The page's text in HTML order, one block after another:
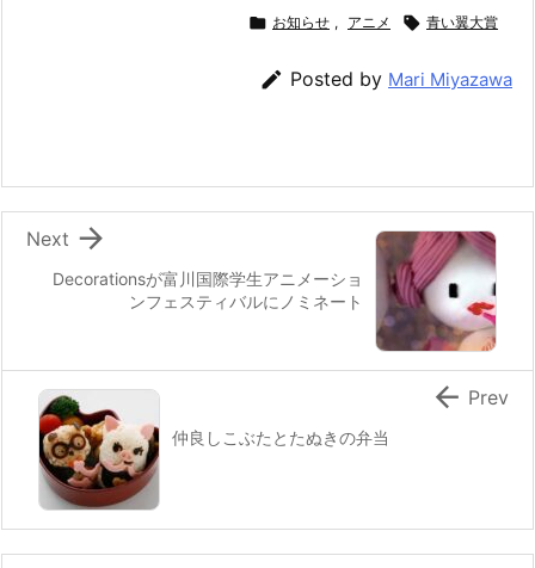
o
k
e
a
ai
l
 お知らせ , アニメ  青い翼大賞
 Posted by Mari Miyazawa
Decorationsが富川国際学生アニメーショ
ンフェスティバルにノミネート

Next
仲良しこぶたとたぬきの弁当
 Prev